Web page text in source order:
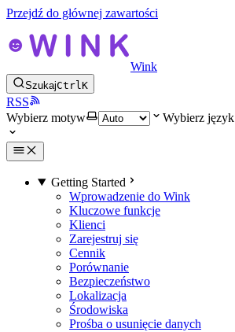
Przejdź do głównej zawartości
Wink
SzukajCtrlK
RSS
Wybierz motyw
Wybierz język
Getting Started
Wprowadzenie do Wink
Kluczowe funkcje
Klienci
Zarejestruj się
Cennik
Porównanie
Bezpieczeństwo
Lokalizacja
Środowiska
Prośba o usunięcie danych